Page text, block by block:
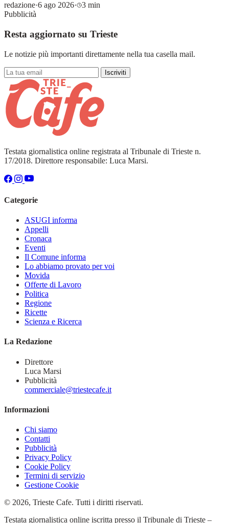
redazione·6 ago 2026·
3 min
Pubblicità
Resta aggiornato su Trieste
Le notizie più importanti direttamente nella tua casella mail.
Iscriviti
Testata giornalistica online registrata al Tribunale di Trieste n.
17/2018. Direttore responsabile: Luca Marsi.
Categorie
ASUGI informa
Appelli
Cronaca
Eventi
Il Comune informa
Lo abbiamo provato per voi
Movida
Offerte di Lavoro
Politica
Regione
Ricette
Scienza e Ricerca
La Redazione
Direttore
Luca Marsi
Pubblicità
commerciale@triestecafe.it
Informazioni
Chi siamo
Contatti
Pubblicità
Privacy Policy
Cookie Policy
Termini di servizio
Gestione Cookie
© 2026, Trieste Cafe. Tutti i diritti riservati.
Testata giornalistica online iscritta presso il Tribunale di Trieste –